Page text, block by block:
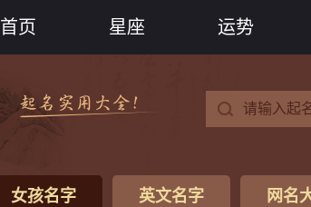
首页 星座 运势
女孩名字 英文名字 网名